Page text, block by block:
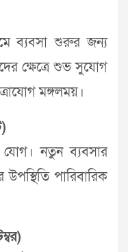
ব্যবসা শুরুর জন্য
ক্ষেত্রে শুভ সুযোগ
মঙ্গলময়।
যোগ। নতুন ব্যবসার
পারিবারিক